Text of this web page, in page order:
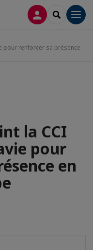
CONNEXION
pour renforcer sa présence
la CCI
pour
en